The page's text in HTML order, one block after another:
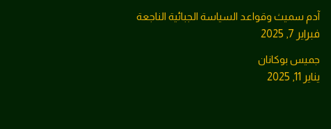
آدم سميث وقواعد السياسة الجبائية الناجعة
فبراير 7, 2025
جميس بوكانان
يناير 11, 2025